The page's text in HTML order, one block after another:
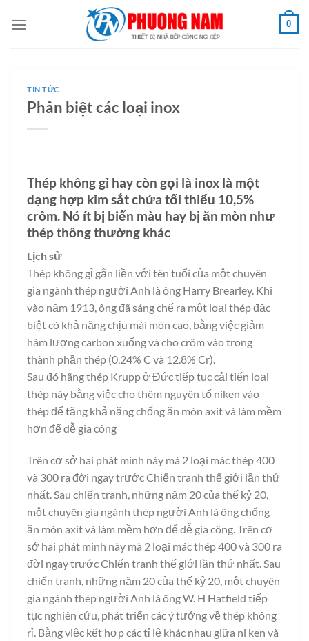
qua
0
TIN TỨC
Phân biệt các loại inox
Thép không gỉ hay còn gọi là inox là một
dạng hợp kim sắt chứa tối thiểu 10,5%
crôm. Nó ít bị biến màu hay bị ăn mòn như
thép thông thường khác
Lịch sử
Thép không gỉ gắn liền với tên tuổi của một chuyên
gia ngành thép người Anh là ông Harry Brearley. Khi
vào năm 1913, ông đã sáng chế ra một loại thép đặc
biệt có khả năng chịu mài mòn cao, bằng việc giảm
hàm lượng carbon xuống và cho crôm vào trong
thành phần thép (0.24% C và 12.8% Cr).
Sau đó hãng thép Krupp ở Đức tiếp tục cải tiến loại
thép này bằng việc cho thêm nguyên tố niken vào
thép để tăng khả năng chống ăn mòn axit và làm mềm
hơn để dễ gia công
Trên cơ sở hai phát minh này mà 2 loại mác thép 400
và 300 ra đời ngay trước Chiến tranh thế giới lần thứ
nhất. Sau chiến tranh, những năm 20 của thế kỷ 20,
một chuyên gia ngành thép người Anh là ông chống
ăn mòn axit và làm mềm hơn để dễ gia công. Trên cơ
sở hai phát minh này mà 2 loại mác thép 400 và 300 ra
đời ngay trước Chiến tranh thế giới lần thứ nhất. Sau
chiến tranh, những năm 20 của thế kỷ 20, một chuyên
gia ngành thép người Anh là ông W. H Hatfield tiếp
tục nghiên cứu, phát triển các ý tưởng về thép không
rỉ. Bằng việc kết hợp các tỉ lệ khác nhau giữa ni ken và